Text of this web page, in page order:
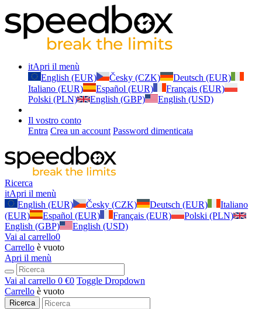
itApri il menù
English (EUR)
Česky (CZK)
Deutsch (EUR)
Italiano (EUR)
Español (EUR)
Français (EUR)
Polski (PLN)
English (GBP) English (USD)
Il vostro conto
Entra Crea un account Password dimenticata
Ricerca
itApri il menù
English (EUR)
Česky (CZK) Deutsch (EUR)
Italiano
(EUR)
Español (EUR) Français (EUR)
Polski (PLN)
English (GBP)
English (USD)
Vai al carrello0
Carrello è vuoto
Apri il menù
Vai al carrello 0 €0 Toggle Dropdown
Carrello è vuoto
Ricerca